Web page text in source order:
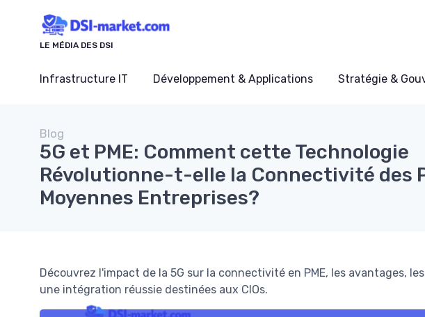
LE MÉDIA DES DSI
Infrastructure IT Développement & Applications Stratégie &
Blog
5G et PME: Comment cette Technologie
Révolutionne-t-elle la Connectivité des
Moyennes Entreprises?
Découvrez l'impact de la 5G sur la connectivité en PME, les avantages,
une intégration réussie destinées aux CIOs.